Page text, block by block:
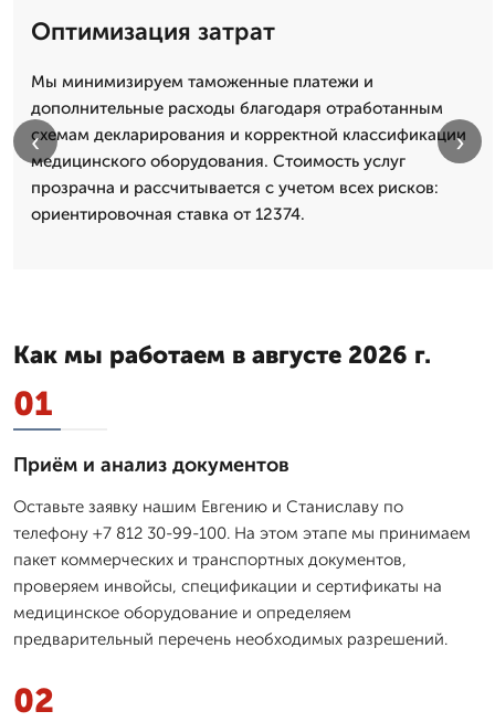
Оптимизация затрат
Мы минимизируем таможенные платежи и
дополнительные расходы благодаря отработанным
схемам декларирования и корректной классификации
медицинского оборудования. Стоимость услуг
прозрачна и рассчитывается с учетом всех рисков:
ориентировочная ставка от 12374.
‹ ›
Как мы работаем в августе 2026 г.
01
Приём и анализ документов
Оставьте заявку нашим Евгению и Станиславу по
телефону +7 812 30-99-100. На этом этапе мы принимаем
пакет коммерческих и транспортных документов,
проверяем инвойсы, спецификации и сертификаты на
медицинское оборудование и определяем
предварительный перечень необходимых разрешений.
02